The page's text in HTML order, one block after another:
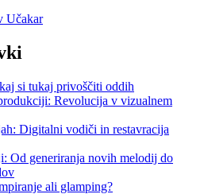
Učakar
si tukaj privoščiti oddih
Revolucija v vizualnem
Digitalni vodiči in restavracija
Od generiranja novih melodij do
ali glamping?